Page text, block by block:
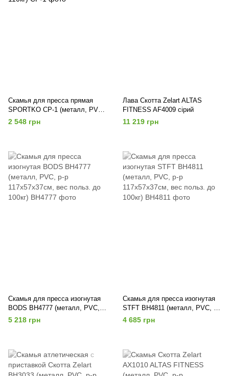
Скамья для пресса прямая
SPORTKO CP-1 (металл, PVC,
р-р 109x51x69см, вес польз. до
2 548 грн
Лава Скотта Zelart ALTAS
FITNESS AF4009 сірий
11 219 грн
Скамья для пресса изогнутая
BODS BH4777 (металл, PVC,
р-р 117х57х37см, вес польз. до
5 218 грн
Скамья для пресса изогнутая
STFT BH4811 (металл, PVC, р-
р 117х57х37см, вес польз. до
4 685 грн